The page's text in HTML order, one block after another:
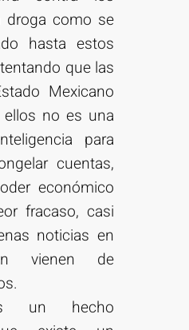
droga como se
hasta estos
que las
Mexicano
no es una
para
cuentas,
económico
fracaso, casi
noticias en
vienen de
un hecho